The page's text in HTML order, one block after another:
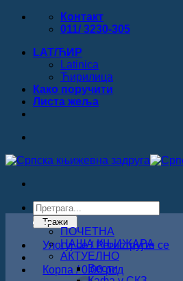
Прескочи
Контакт
011/ 3230-305
LAT/ЋИР
Latinica
Ћирилица
Како поручити
Листa жеља
Products
search
Тражи
Улогуј се / Региструјте се
Корпа /0.00рсд
ПОЧЕТНА
НАША КЊИЖАРА
АКТУЕЛНО
Вести